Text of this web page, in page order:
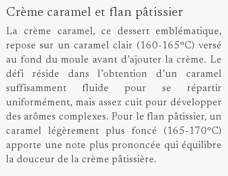
Crème caramel et flan pâtissier
La crème caramel, ce dessert emblématique,
repose sur un caramel clair (160-165°C) versé
au fond du moule avant d’ajouter la crème. Le
défi réside dans l’obtention d’un caramel
suffisamment fluide pour se répartir
uniformément, mais assez cuit pour développer
des arômes complexes. Pour le flan pâtissier, un
caramel légèrement plus foncé (165-170°C)
apporte une note plus prononcée qui équilibre
la douceur de la crème pâtissière.